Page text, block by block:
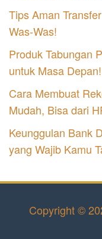
Tips Aman
Was-Was!
Produk Tabungan
untuk Masa Depan!
Cara Membuat
Mudah, Bisa dari
Keunggulan Bank
yang Wajib Kamu
Copyright ©